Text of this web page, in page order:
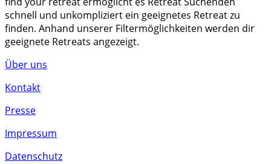
schnell und unkompliziert ein geeignetes Retreat zu
finden. Anhand unserer Filtermöglichkeiten werden dir
geeignete Retreats angezeigt.
Über uns
Kontakt
Presse
Impressum
Datenschutz